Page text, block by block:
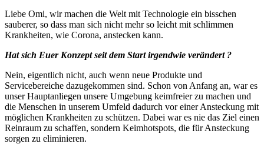
Liebe Omi, wir machen die Welt mit Technologie ein bisschen
sauberer, so dass man sich nicht mehr so leicht mit schlimmen
Krankheiten, wie Corona, anstecken kann.
Hat sich Euer Konzept seit dem Start irgendwie verändert ?
Nein, eigentlich nicht, auch wenn neue Produkte und
Servicebereiche dazugekommen sind. Schon von Anfang an, war es
unser Hauptanliegen unsere Umgebung keimfreier zu machen und
die Menschen in unserem Umfeld dadurch vor einer Ansteckung mit
möglichen Krankheiten zu schützen. Dabei war es nie das Ziel einen
Reinraum zu schaffen, sondern Keimhotspots, die für Ansteckung
sorgen zu eliminieren.